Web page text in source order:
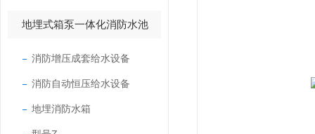
地埋式箱泵一体化消防水池
消防增压成套给水设备
消防自动恒压给水设备
地埋消防水箱